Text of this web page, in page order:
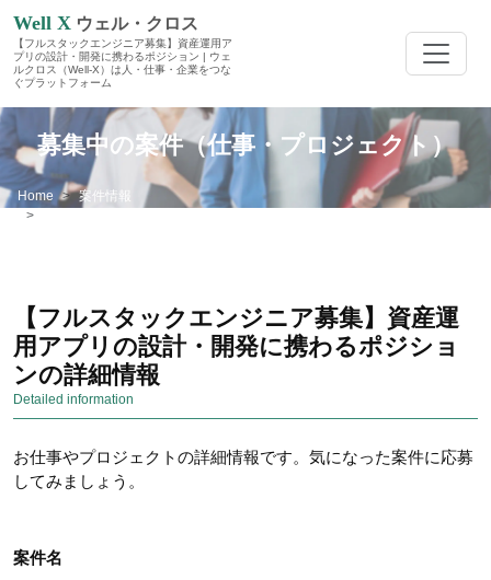
Well X ウェル・クロス
【フルスタックエンジニア募集】資産運用ア
プリの設計・開発に携わるポジション | ウェ
ルクロス（Well-X）は人・仕事・企業をつな
ぐプラットフォーム
Home
案件情報
募集中の案件（仕事・プロジェクト）
【フルスタックエンジニア募集】資産運
用アプリの設計・開発に携わるポジショ
ンの詳細情報
Detailed information
お仕事やプロジェクトの詳細情報です。気になった案件に応募
してみましょう。
案件名